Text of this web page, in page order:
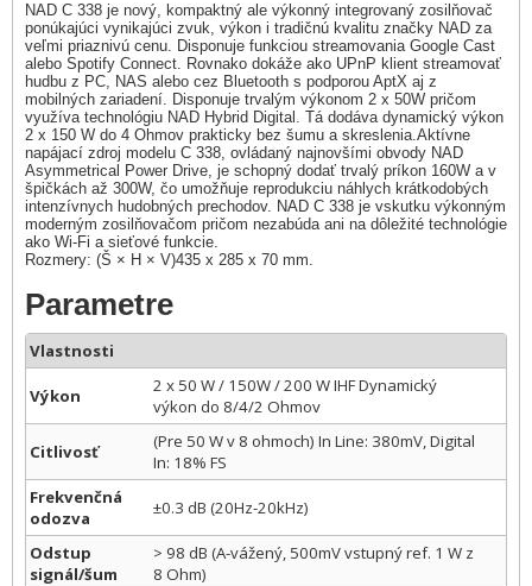
NAD C 338 je nový, kompaktný ale výkonný integrovaný zosilňovač
ponúkajúci vynikajúci zvuk, výkon i tradičnú kvalitu značky NAD za
veľmi priaznivú cenu. Disponuje funkciou streamovania Google Cast
alebo Spotify Connect. Rovnako dokáže ako UPnP klient streamovať
hudbu z PC, NAS alebo cez Bluetooth s podporou AptX aj z
mobilných zariadení. Disponuje trvalým výkonom 2 x 50W pričom
využíva technológiu NAD Hybrid Digital. Tá dodáva dynamický výkon
2 x 150 W do 4 Ohmov prakticky bez šumu a skreslenia.Aktívne
napájací zdroj modelu C 338, ovládaný najnovšími obvody NAD
Asymmetrical Power Drive, je schopný dodať trvalý príkon 160W a v
špičkách až 300W, čo umožňuje reprodukciu náhlych krátkodobých
intenzívnych hudobných prechodov. NAD C 338 je vskutku výkonným
moderným zosilňovačom pričom nezabúda ani na dôležité technológie
ako Wi-Fi a sieťové funkcie.
Rozmery: (Š × H × V)435 x 285 x 70 mm.
Parametre
Vlastnosti
Výkon
2 x 50 W / 150W / 200 W IHF Dynamický
výkon do 8/4/2 Ohmov
Citlivosť
(Pre 50 W v 8 ohmoch) In Line: 380mV, Digital
In: 18% FS
Frekvenčná
odozva
±0.3 dB (20Hz-20kHz)
Odstup
signál/šum
> 98 dB (A-vážený, 500mV vstupný ref. 1 W z
8 Ohm)